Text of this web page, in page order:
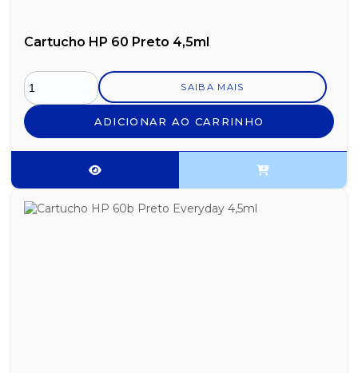
Cartucho HP 60 Preto 4,5ml
SAIBA MAIS
ADICIONAR AO CARRINHO